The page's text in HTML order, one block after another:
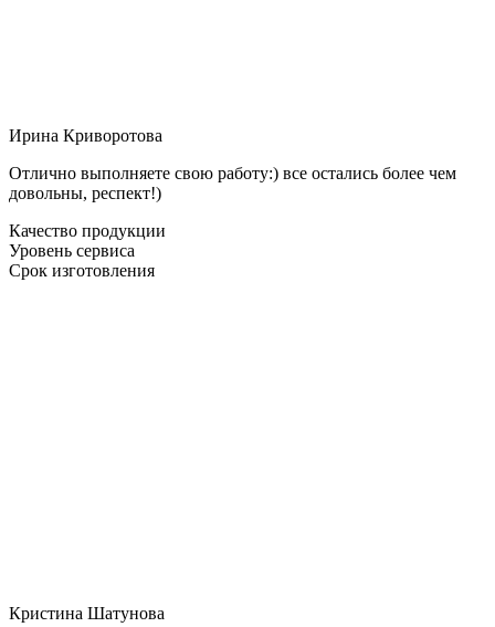
Ирина Криворотова
Отлично выполняете свою работу:) все остались более чем
довольны, респект!)
Качество продукции
Уровень сервиса
Срок изготовления
Кристина Шатунова